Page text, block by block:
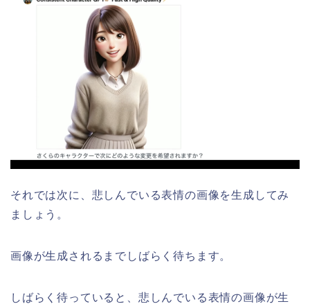
それでは次に、悲しんでいる表情の画像を生成してみ
ましょう。
画像が生成されるまでしばらく待ちます。
しばらく待っていると、悲しんでいる表情の画像が生